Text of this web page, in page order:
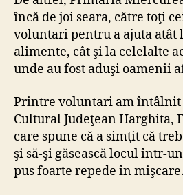
încă de joi seara, către toţi
voluntari pentru a ajuta atât
alimente, cât şi la celelalte
unde au fost aduşi oamenii
Printre voluntari am
Cultural Judeţean Harghita,
care spune că a simţit că
şi să-şi găsească locul într-
pus foarte repede în mişcare.